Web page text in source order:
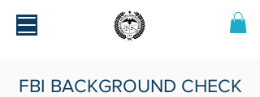
FBI BACKGROUND CHECK